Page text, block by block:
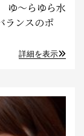
ゆ〜らゆら水
ランスのポ
詳細を表示